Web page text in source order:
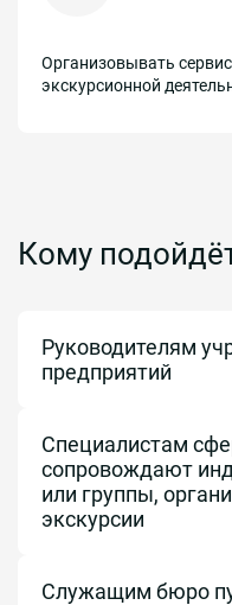
Организовывать
экскурсионной
Кому
Руководителям
предприятий
Специалистам
сопровождают
или группы,
экскурсии
Служащим бюро